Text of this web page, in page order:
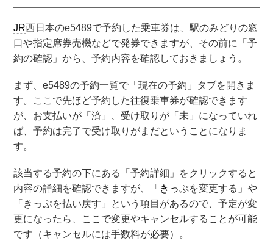
JR西日本のe5489で予約した乗車券は、駅のみどりの窓
口や指定席券売機などで発券できますが、その前に「予
約の確認」から、予約内容を確認しておきましょう。
まず、e5489の予約一覧で「現在の予約」タブを開きま
す。ここで先ほど予約した往復乗車券が確認できます
が、お支払いが「済」、受け取りが「未」になっていれ
ば、予約は完了で受け取りがまだということになりま
す。
該当する予約の下にある「予約詳細」をクリックすると
内容の詳細を確認できますが、「 きっぷを変更する」や
「きっぷを払い戻す」という項目があるので、予定が変
更になったら、ここで変更やキャンセルすることが可能
です（キャンセルには手数料が必要）。